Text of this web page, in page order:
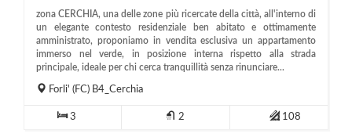
zona CERCHIA, una delle zone più ricercate della città, all'interno di
un elegante contesto residenziale ben abitato e ottimamente
amministrato, proponiamo in vendita esclusiva un appartamento
immerso nel verde, in posizione interna rispetto alla strada
principale, ideale per chi cerca tranquillità senza rinunciare...
Forli' (FC) B4_Cerchia
3 2 108